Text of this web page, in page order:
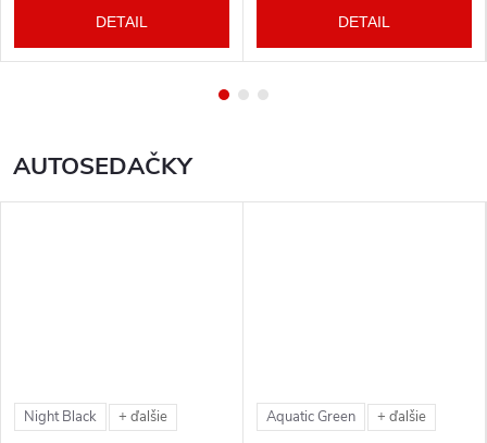
DETAIL DETAIL
AUTOSEDAČKY
Night Black + ďalšie Aquatic Green + ďalšie